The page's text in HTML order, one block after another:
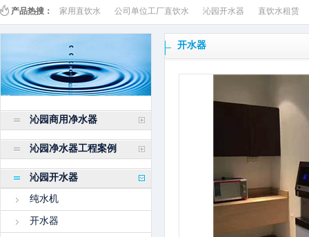
百叶窗图
产品热搜： 家用直饮水 公司单位工厂直饮水 沁园开水器 直饮水租赁
沁园商用净水器
沁园净水器工程案例
沁园开水器
纯水机
开水器
开水器